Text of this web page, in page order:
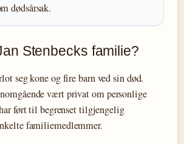
dødsårsak.
Stenbecks familie?
seg kone og fire barn ved sin død.
vært privat om personlige
ført til begrenset tilgjengelig
familiemedlemmer.